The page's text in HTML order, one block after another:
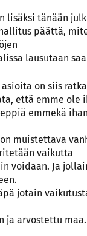
lisäksi tänään
päättä,
lausutaan
on siis
että emme ole
emmekä
muistettava
vaikutta
voidaan. Ja
jotain
arvostettu maa.